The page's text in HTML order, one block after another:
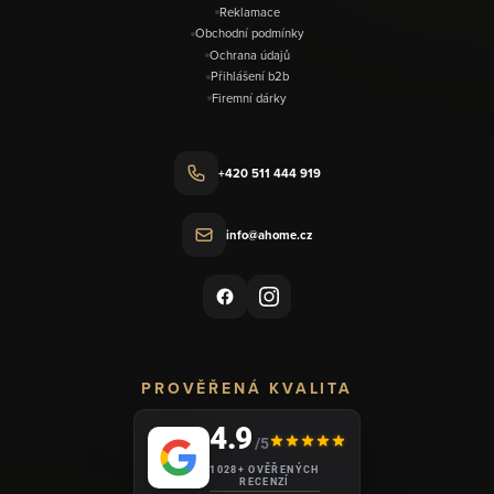
Reklamace
Obchodní podmínky
Ochrana údajů
Přihlášení b2b
Firemní dárky
+420 511 444 919
info@ahome.cz
PROVĚŘENÁ KVALITA
4.9/5
1028+ OVĚŘENÝCH
RECENZÍ